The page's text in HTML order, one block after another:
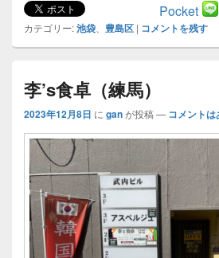
Pocket
カテゴリー:池袋 豊島区 | コメントを残す
李’s食卓（練馬）
2023年12月8日 に ganが投稿 — コメント